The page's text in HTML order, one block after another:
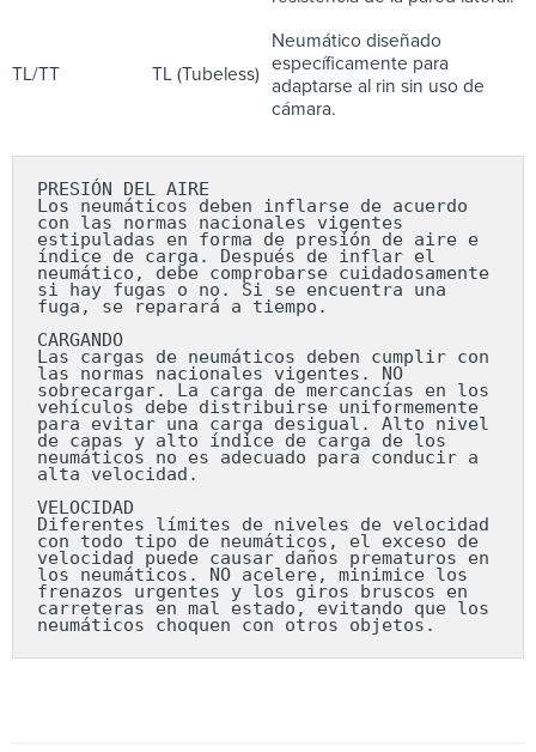
TL/TT TL (Tubeless)
Neumático diseñado
específicamente para
adaptarse al rin sin uso de
cámara.
PRESIÓN DEL AIRE
Los neumáticos deben inflarse de acuerdo
con las normas nacionales vigentes
estipuladas en forma de presión de aire e
índice de carga. Después de inflar el
neumático, debe comprobarse cuidadosamente
si hay fugas o no. Si se encuentra una
fuga, se reparará a tiempo.
CARGANDO
Las cargas de neumáticos deben cumplir con
las normas nacionales vigentes. NO
sobrecargar. La carga de mercancías en los
vehículos debe distribuirse uniformemente
para evitar una carga desigual. Alto nivel
de capas y alto índice de carga de los
neumáticos no es adecuado para conducir a
alta velocidad.
VELOCIDAD
Diferentes límites de niveles de velocidad
con todo tipo de neumáticos, el exceso de
velocidad puede causar daños prematuros en
los neumáticos. NO acelere, minimice los
frenazos urgentes y los giros bruscos en
carreteras en mal estado, evitando que los
neumáticos choquen con otros objetos.